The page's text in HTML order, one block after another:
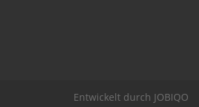
Entwickelt durch JOBIQO